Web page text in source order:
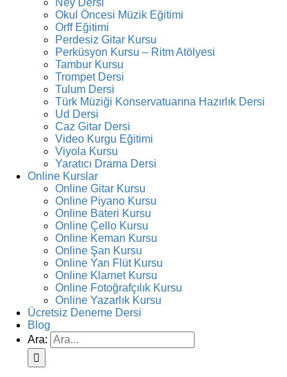
Okul Öncesi Müzik Eğitimi
Orff Eğitimi
Perdesiz Gitar Kursu
Perküsyon Kursu – Ritm Atölyesi
Tambur Kursu
Trompet Dersi
Tulum Dersi
Türk Müziği Konservatuarına Hazırlık Dersi
Ud Dersi
Caz Gitar Dersi
Video Kurgu Eğitimi
Viyola Kursu
Yaratıcı Drama Dersi
Online Kurslar
Online Gitar Kursu
Online Piyano Kursu
Online Bateri Kursu
Online Çello Kursu
Online Keman Kursu
Online Şan Kursu
Online Yan Flüt Kursu
Online Klarnet Kursu
Online Fotoğrafçılık Kursu
Online Yazarlık Kursu
Ücretsiz Deneme Dersi
Blog
Ara: